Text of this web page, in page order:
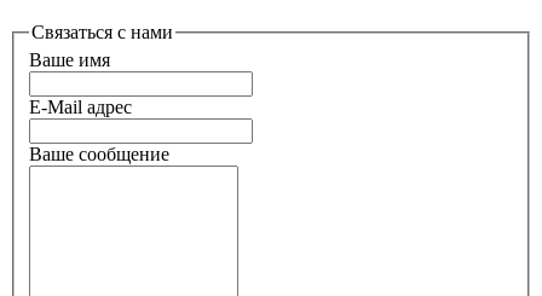
Связаться с нами
Ваше имя
E-Mail адрес
Ваше сообщение